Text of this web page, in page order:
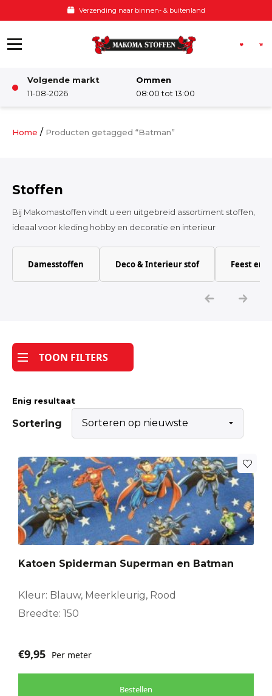
Verzending naar binnen- & buitenland
Volgende markt
11-08-2026
Ommen
08:00 tot 13:00
Damesstoffen
Katoen
Tijdpakker stof
Home / Producten getagged “Batman”
Stoffen
Bij Makomastoffen vindt u een uitgebreid assortiment stoffen,
ideaal voor kleding hobby en decoratie en interieur
Damesstoffen Deco & Interieur stof Feest en
TOON FILTERS
Enig resultaat
Sortering
Katoen Spiderman Superman en Batman
Kleur: Blauw, Meerkleurig, Rood
Breedte: 150
€9,95 Per meter
Bestellen